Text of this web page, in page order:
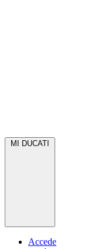
MI DUCATI
Accede